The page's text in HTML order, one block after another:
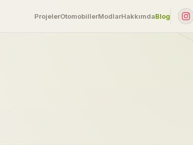
ProjelerOtomobillerModlarHakkımdaBlog